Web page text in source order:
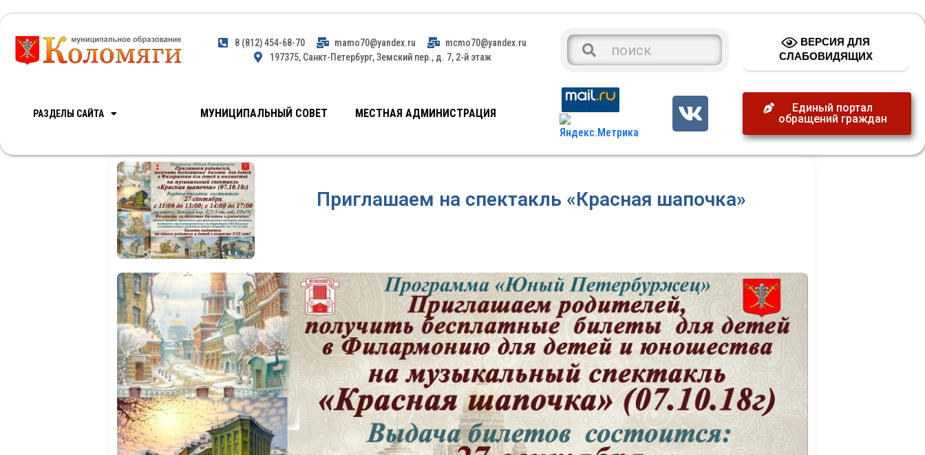
8 (812) 454-68-70 mamo70@yandex.ru
mcmo70@yandex.ru
197375, Санкт-Петербург, Земский пер., д. 7, 2-й этаж
ВЕРСИЯ ДЛЯ
СЛАБОВИДЯЩИХ
РАЗДЕЛЫ САЙТА МУНИЦИПАЛЬНЫЙ СОВЕТ МЕСТНАЯ АДМИНИСТРАЦИЯ
Единый портал
обращений граждан
Приглашаем на спектакль «Красная шапочка»